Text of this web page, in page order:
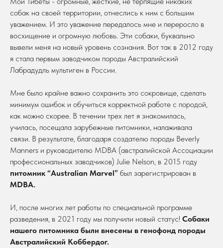
собак на своей территории, отнеслись к ним с большим
уважением. И это уважение передалось мне и переросло в
восхищение и огромную любовь. Эти собаки, буквально
вывели меня на новый уровень сознания. Вот так в 2012 году
я стала первым заводчиком породы Австралийский
Лабрадудль мультиген в России.
Мне было крайне важно сохранить это сокровище, сделать
минимум ошибок и обучиться корректной работе с породой,
как можно скорее. В течении трех лет я знакомилась,
училась, посещала зарубежные питомники, налаживала
связи. В результате, благодаря создателю породы Beverly
Manners и руководителю MDBA (австралийской Ассоциации
профессиональных заводчиков) Julie Nelson, в 2015 году
питомник “Australian Marvel” был зарегистрирован в
MDBA.
И, после многих лет работы по специальной программе
разведения, в 2021 году мы получили новый статус! Собаки
нашего питомника были внесены в генофонд породы
Австралийский Коббердог.